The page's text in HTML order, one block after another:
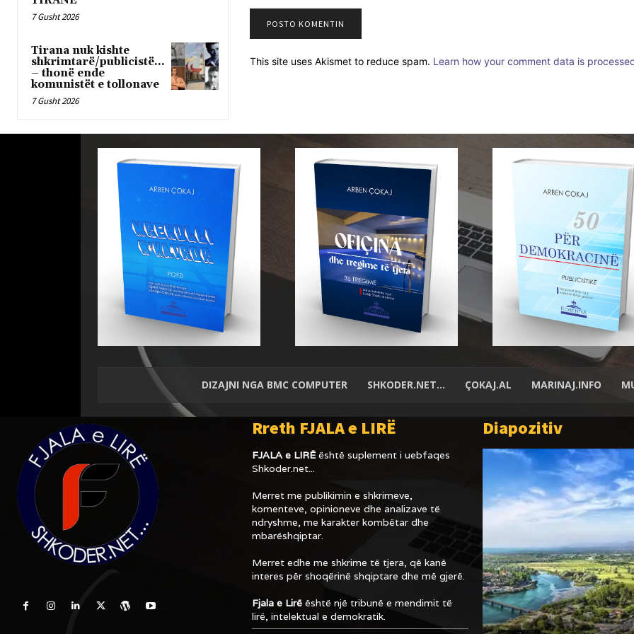
7 Gusht 2026
Tirana nuk kishte
shkrimtarë/publicistë…
– thonë ende
komunistët e tollonave
7 Gusht 2026
This site uses Akismet to reduce spam. Learn how your comment data is
DIZAJNI NGA BMC COMPUTER SHKODER.NET… ÇOKAJ.AL MARINAJ.INFO
Rreth FJALA e LIRË
FJALA e LIRËështë suplement i uebfaqes
Shkoder.net...
Merret me publikimin e shkrimeve,
komenteve, opinioneve dhe analizave të
ndryshme, me karakter kombëtar dhe
mbarëshqiptar.
Merret edhe me shkrime të tjera, që kanë
interes për shoqërinë shqiptare dhe më gjerë.
Fjala e Lirëështë një tribunë e mendimit të
lirë, intelektual e demokratik.
Diapozitiv